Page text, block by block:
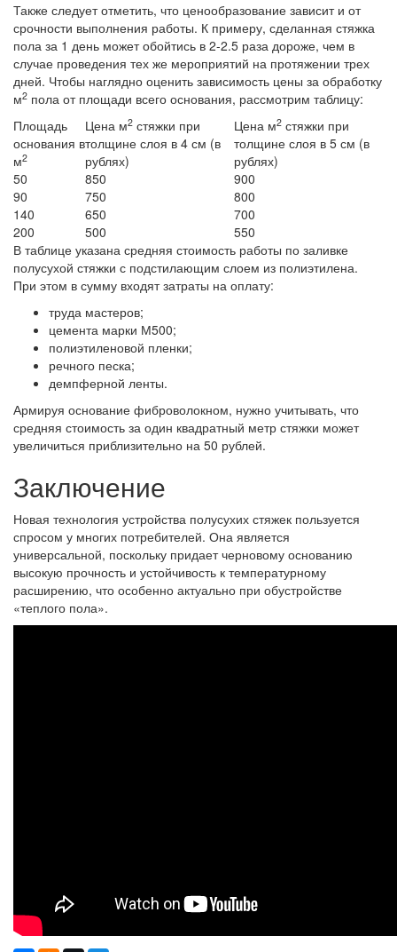
Также следует отметить, что ценообразование зависит и от
срочности выполнения работы. К примеру, сделанная стяжка
пола за 1 день может обойтись в 2-2.5 раза дороже, чем в
случае проведения тех же мероприятий на протяжении трех
дней. Чтобы наглядно оценить зависимость цены за обработку
м2 пола от площади всего основания, рассмотрим таблицу:
Площадь
основания в
м2
Цена м2 стяжки при
толщине слоя в 4 см (в
рублях)
Цена м2 стяжки при
толщине слоя в 5 см (в
рублях)
50
850
900
90
750
800
140
650
700
200
500
550
В таблице указана средняя стоимость работы по заливке
полусухой стяжки с подстилающим слоем из полиэтилена.
При этом в сумму входят затраты на оплату:
труда мастеров;
цемента марки М500;
полиэтиленовой пленки;
речного песка;
демпферной ленты.
Армируя основание фиброволокном, нужно учитывать, что
средняя стоимость за один квадратный метр стяжки может
увеличиться приблизительно на 50 рублей.
Заключение
Новая технология устройства полусухих стяжек пользуется
спросом у многих потребителей. Она является
универсальной, поскольку придает черновому основанию
высокую прочность и устойчивость к температурному
расширению, что особенно актуально при обустройстве
«теплого пола».